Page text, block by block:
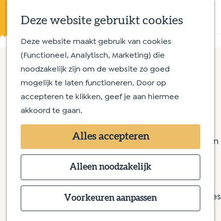
Deze website gebruikt cookies
Deze website maakt gebruik van cookies
(Functioneel, Analytisch, Marketing) die
noodzakelijk zijn om de website zo goed
mogelijk te laten functioneren. Door op
accepteren te klikken, geef je aan hiermee
akkoord te gaan.
Alles accepteren
Alleen noodzakelijk
Voorkeuren aanpassen
K
a
a
r
t
Z
o
e
k
e
n
M
e
n
u
Op en aan het water
Met kinderen
Routes
Wandelroutes
Fietsroutes
Overnachten
Bijzonder overnachten
Bed & Breakfast
Hotel
Camping
Groepsaccommodaties
Eetcafé De Prins
Hoogstraat 50
5258 BE Berlicum
a
r
E
e
a
r
E-mailn
a
e
Websitev